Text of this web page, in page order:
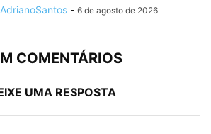
AdrianoSantos - 6 de agosto de 2026
COMENTÁRIOS
UMA RESPOSTA